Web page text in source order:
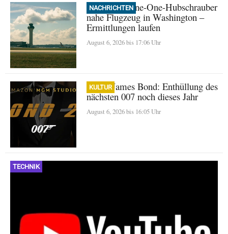
NACHRICHTEN
Trump: Marine-One-Hubschrauber
nahe Flugzeug in Washington –
Ermittlungen laufen
August 6, 2026 bis 17:06 Uhr
KULTUR
Neuer James Bond: Enthüllung des
nächsten 007 noch dieses Jahr
August 6, 2026 bis 16:05 Uhr
TECHNIK